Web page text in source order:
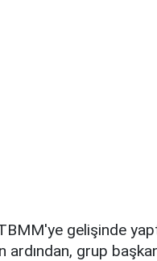
gelişinde
ardından, grup